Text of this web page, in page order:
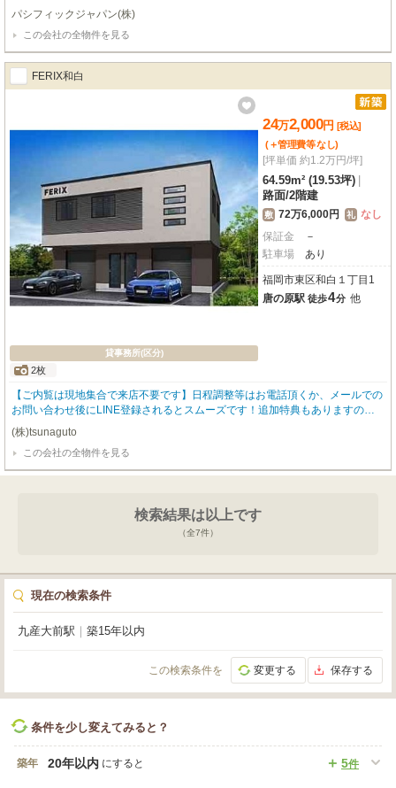
「西日本鉄道貝塚線 唐の原駅」「鹿児島本線 九産大前駅」も徒歩圏内で、博
多や天神方面からのバスの本数も多く、交通インフラも充実し通勤にも便利な
エリアです。お気軽にお問い合わせください！
パシフィックジャパン(株)
この会社の全物件を見る
FERIX和白
貸事務所(区分)
2枚
24万2,000円 [税込]
(＋管理費等なし)
[坪単価 約1.2万円/坪]
64.59m² (19.53坪)
路面/2階建
敷 72万6,000円 礼 なし
保証金
－
駐車場
あり
福岡市東区和白１丁目1
唐の原駅 徒歩4分 他
【ご内覧は現地集合で来店不要です】日程調整等はお電話頂くか、メールでの
お問い合わせ後にLINE登録されるとスムーズです！追加特典もありますので
詳細はお気軽にお問い合わせ下さい♪
(株)tsunaguto
この会社の全物件を見る
検索結果は以上です
（全7件）
現在の検索条件
九産大前駅 築15年以内
この検索条件を 変更する 保存する
条件を少し変えてみると？
築年 5件
20年以内 にすると